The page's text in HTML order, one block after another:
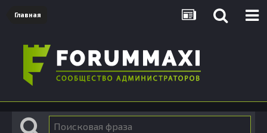
Главная